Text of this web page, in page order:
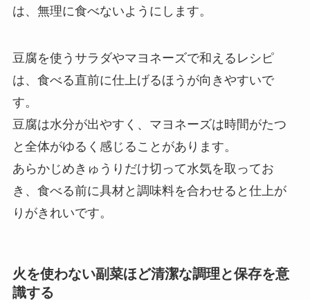
は、無理に食べないようにします。
豆腐を使うサラダやマヨネーズで和えるレシピ
は、食べる直前に仕上げるほうが向きやすいで
す。
豆腐は水分が出やすく、マヨネーズは時間がたつ
と全体がゆるく感じることがあります。
あらかじめきゅうりだけ切って水気を取ってお
き、食べる前に具材と調味料を合わせると仕上が
りがきれいです。
火を使わない副菜ほど清潔な調理と保存を意
識する